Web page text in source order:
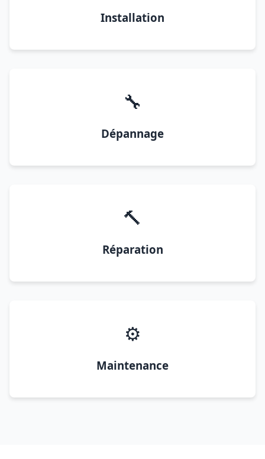
Installation
🔧
Dépannage
🔨
Réparation
⚙️
Maintenance